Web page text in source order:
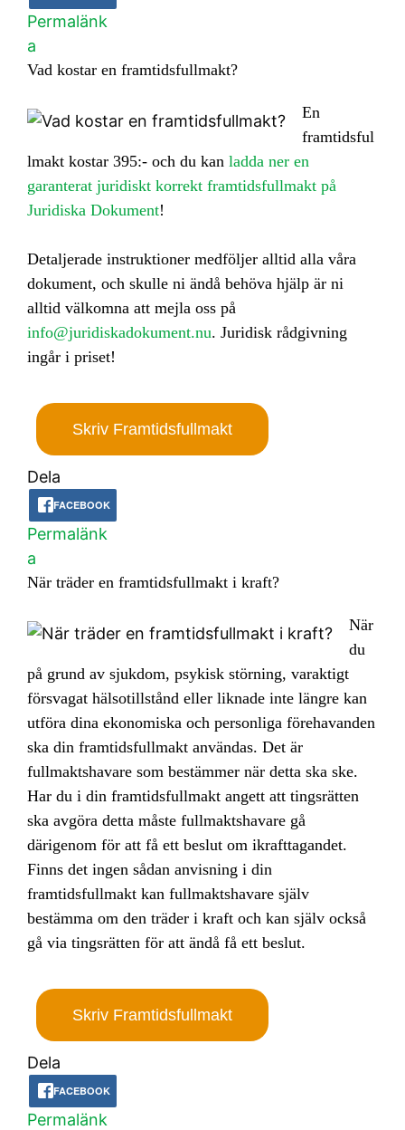
Permalänk
a
Vad kostar en framtidsfullmakt?
En
framtidsful
lmakt kostar 395:- och du kan ladda ner en
garanterat juridiskt korrekt framtidsfullmakt på
Juridiska Dokument!
Detaljerade instruktioner medföljer alltid alla våra
dokument, och skulle ni ändå behöva hjälp är ni
alltid välkomna att mejla oss på
info@juridiskadokument.nu. Juridisk rådgivning
ingår i priset!
Skriv Framtidsfullmakt
Dela
FACEBOOK
Permalänk
a
När träder en framtidsfullmakt i kraft?
När
du
på grund av sjukdom, psykisk störning, varaktigt
försvagat hälsotillstånd eller liknade inte längre kan
utföra dina ekonomiska och personliga förehavanden
ska din framtidsfullmakt användas. Det är
fullmaktshavare som bestämmer när detta ska ske.
Har du i din framtidsfullmakt angett att tingsrätten
ska avgöra detta måste fullmaktshavare gå
därigenom för att få ett beslut om ikrafttagandet.
Finns det ingen sådan anvisning i din
framtidsfullmakt kan fullmaktshavare själv
bestämma om den träder i kraft och kan själv också
gå via tingsrätten för att ändå få ett beslut.
Skriv Framtidsfullmakt
Dela
FACEBOOK
Permalänk